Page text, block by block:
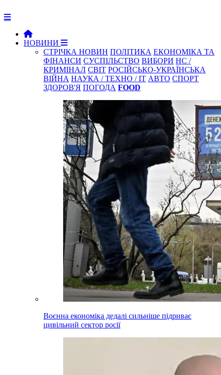
НОВИНИ
СТРІЧКА НОВИН ПОЛІТИКА ЕКОНОМІКА ТА
ФІНАНСИ СУСПІЛЬСТВО ВИБОРИ НС /
КРИМІНАЛ СВІТ РОСІЙСЬКО-УКРАЇНСЬКА
ВІЙНА НАУКА / ТЕХНО / IT АВТО СПОРТ
ЗДОРОВ'Я ПОГОДА FOOD
Воєнна економіка дедалі сильніше підриває
цивільний сектор росії